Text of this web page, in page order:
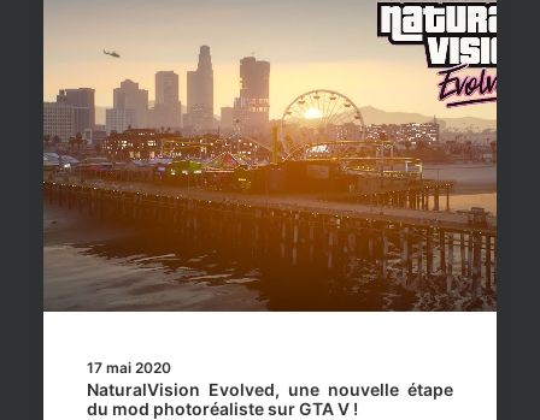
17 mai 2020
NaturalVision Evolved, une nouvelle étape
du mod photoréaliste sur GTA V !